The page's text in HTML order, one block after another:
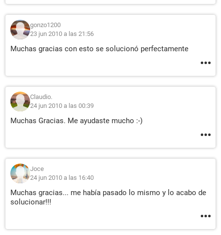
gonzo1200
23 jun 2010 a las 21:56
Muchas gracias con esto se solucionó perfectamente
Claudio.
24 jun 2010 a las 00:39
Muchas Gracias. Me ayudaste mucho :-)
Joce
24 jun 2010 a las 16:40
Muchas gracias... me había pasado lo mismo y lo acabo de
solucionar!!!